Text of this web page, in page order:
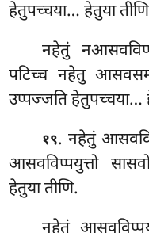
हेतुपच्चया… हेतुया
नहेतुं
पटिच्च नहेतु
उप्पज्जति हेतुपच्चया…
१९. नहेतुं
आसवविप्पयुत्तो
हेतुया तीणि.